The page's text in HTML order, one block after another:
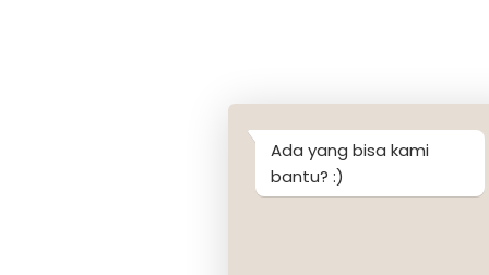
Ada yang bisa kami
bantu? :)